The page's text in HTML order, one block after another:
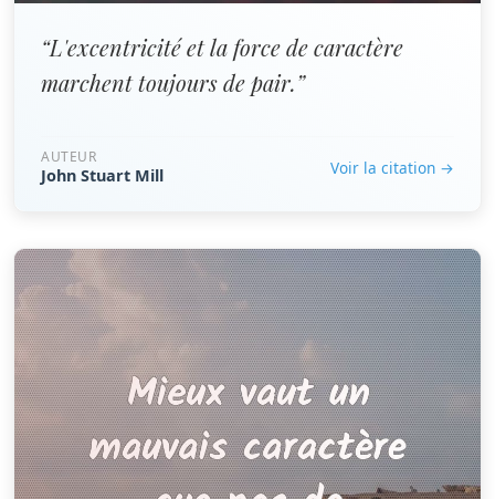
“L'excentricité et la force de caractère
marchent toujours de pair.”
AUTEUR
John Stuart Mill Voir la citation →